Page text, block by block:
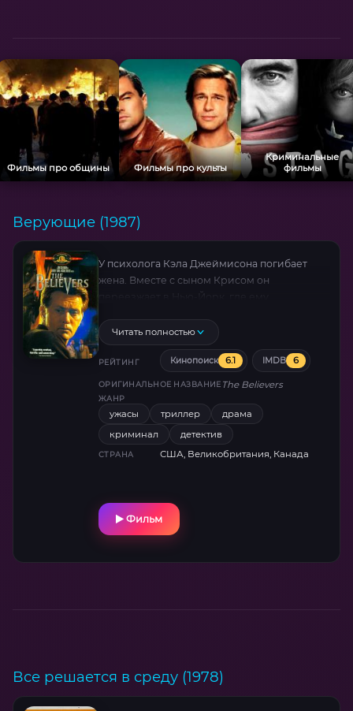
Фильмы про общины Фильмы про культы
Криминальные
фильмы
Верующие (1987)
У психолога Кэла Джеймисона погибает
жена. Вместе с сыном Крисом он
Однажды Крис обнаруживает в парке следы
ритуальной колдовской оргии. Он берется
расследовать этот случай и знакомится со
специалистом по религиозным культам.
Читать полностью
РЕЙТИНГ Кинопоиск 6.1 IMDB 6
ОРИГИНАЛЬНОЕ НАЗВАНИЕ The Believers
ЖАНР
ужасы триллер
драма
криминал
детектив
СТРАНА США, Великобритания, Канада
Фильм
Все решается в среду (1978)